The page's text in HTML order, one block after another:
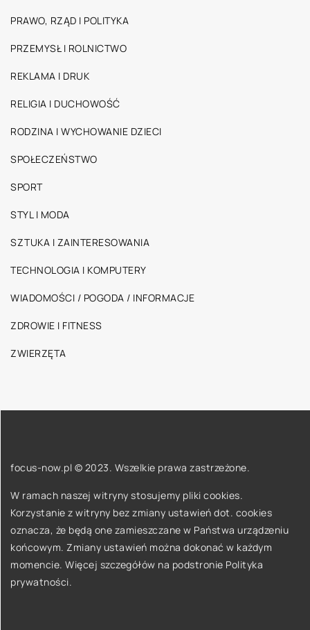
PRAWO, RZĄD I POLITYKA
PRZEMYSŁ I ROLNICTWO
REKLAMA I DRUK
RELIGIA I DUCHOWOŚĆ
RODZINA I WYCHOWANIE DZIECI
SPOŁECZEŃSTWO
SPORT
STYL I MODA
SZTUKA I ZAINTERESOWANIA
TECHNOLOGIA I KOMPUTERY
WIADOMOŚCI / POGODA / INFORMACJE
ZDROWIE I FITNESS
ZWIERZĘTA
focus-now.pl © 2023. Wszelkie prawa zastrzeżone.
W ramach naszej witryny stosujemy pliki cookies.
Korzystanie z witryny bez zmiany ustawień dot. cookies
oznacza, że będą one zamieszczane w Państwa urządzeniu
końcowym. Zmiany ustawień można dokonać w każdym
momencie. Więcej szczegółów na podstronie Polityka
prywatności.